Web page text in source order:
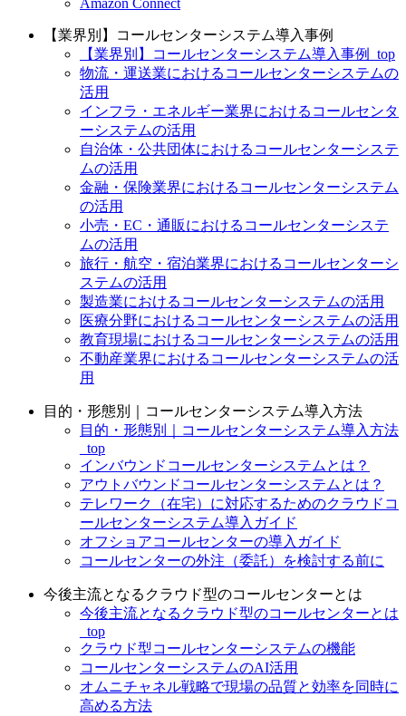
Amazon Connect
【業界別】コールセンターシステム導入事例
【業界別】コールセンターシステム導入事例_top
物流・運送業におけるコールセンターシステムの
活用
インフラ・エネルギー業界におけるコールセンタ
ーシステムの活用
自治体・公共団体におけるコールセンターシステ
ムの活用
金融・保険業界におけるコールセンターシステム
の活用
小売・EC・通販におけるコールセンターシステ
ムの活用
旅行・航空・宿泊業界におけるコールセンターシ
ステムの活用
製造業におけるコールセンターシステムの活用
医療分野におけるコールセンターシステムの活用
教育現場におけるコールセンターシステムの活用
不動産業界におけるコールセンターシステムの活
用
目的・形態別｜コールセンターシステム導入方法
目的・形態別｜コールセンターシステム導入方法
_top
インバウンドコールセンターシステムとは？
アウトバウンドコールセンターシステムとは？
テレワーク（在宅）に対応するためのクラウドコ
ールセンターシステム導入ガイド
オフショアコールセンターの導入ガイド
コールセンターの外注（委託）を検討する前に
今後主流となるクラウド型のコールセンターとは
今後主流となるクラウド型のコールセンターとは
_top
クラウド型コールセンターシステムの機能
コールセンターシステムのAI活用
オムニチャネル戦略で現場の品質と効率を同時に
高める方法